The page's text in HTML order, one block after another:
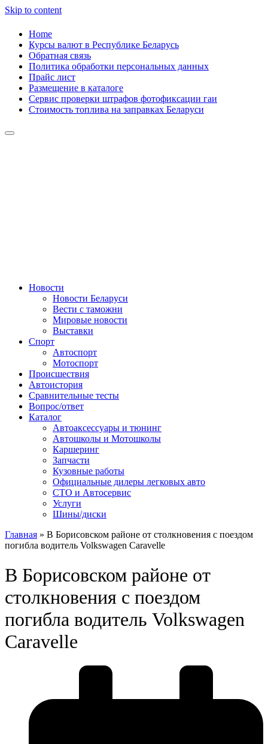
Skip to content
Home
Курсы валют в Республике Беларусь
Обратная связь
Политика обработки персональных данных
Прайс лист
Размещение в каталоге
Сервис проверки штрафов фотофиксации гаи
Стоимость топлива на заправках Беларуси
Сайт про автомобили
Новости
Новости Беларуси
Вести с таможни
Мировые новости
Выставки
Спорт
Автоспорт
Мотоспорт
Происшествия
Автоистория
Сравнительные тесты
Вопрос/ответ
Каталог
Автоакcессуары и тюнинг
Автошколы и Мотошколы
Каршеринг
Запчасти
Кузовные работы
Официальные дилеры легковых авто
СТО и Автосервис
Услуги
Шины/диски
Главная » В Борисовском районе от столкновения с поездом
погибла водитель Volkswagen Caravelle
В Борисовском районе от
столкновения с поездом
погибла водитель Volkswagen
Caravelle